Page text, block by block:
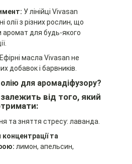
У лінійці Vivasan
олії з різних рослин, що
аромат для будь-якого
Ефірні масла Vivasan не
добавок і барвників.
для аромадіфузору?
залежить від того, який
та зняття стресу: лаванда.
та
лимон, апельсин,